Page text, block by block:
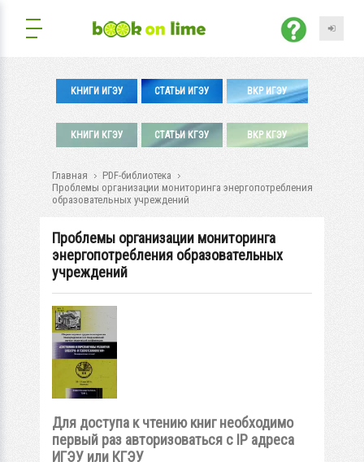
КНИГИ ИГЭУ СТАТЬИ ИГЭУ ВКР ИГЭУ
КНИГИ КГЭУ СТАТЬИ КГЭУ ВКР КГЭУ
Главная
PDF-библиотека
Проблемы организации мониторинга энергопотребления
образовательных учреждений
Проблемы организации мониторинга
энергопотребления образовательных
учреждений
Для доступа к чтению книг необходимо
первый раз авторизоваться с IP адреса
ИГЭУ или КГЭУ